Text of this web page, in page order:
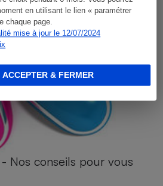
en utilisant le lien « paramétrer
chaque page.
mise à jour le 12/07/2024
ACCEPTER & FERMER
Nos conseils pour vous